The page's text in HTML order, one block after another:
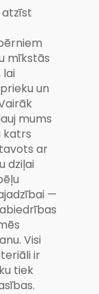
ar pilnu
atzīst
mīkstās
un
mums
katrs
ar
dziļai
—
Visi
ir
tiek